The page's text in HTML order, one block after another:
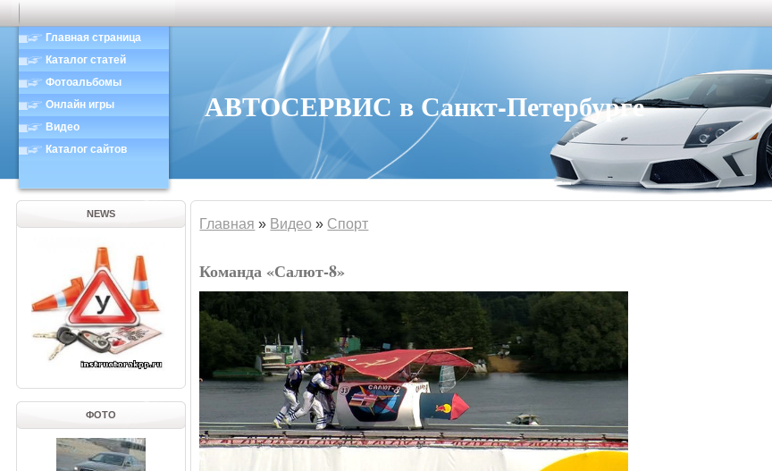
Главная страница
Каталог статей
Фотоальбомы
Онлайн игры
Видео
Каталог сайтов
АВТОСЕРВИС в Санкт-Петербурге
NEWS
ФОТО
Главная » Видео » Спорт
Команда «Салют-8»